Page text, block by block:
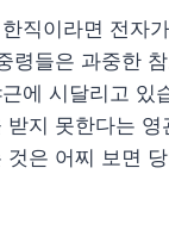
직이라면 전자
령들은 과중한
에 시달리고 있
지 못한다는 영
것은 어찌 보면